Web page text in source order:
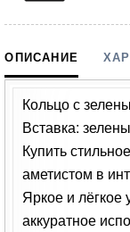
ОПИСАНИЕ
Кольцо с
Вставка:
Купить
аметистом в
Яркое и
аккуратное